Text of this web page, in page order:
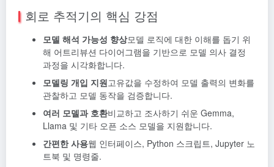
회로 추적기의 핵심 강점
모델 해석 가능성 향상모델 로직에 대한 이해를 돕기 위
해 어트리뷰션 다이어그램을 기반으로 모델 의사 결정
과정을 시각화합니다.
모델링 개입 지원고유값을 수정하여 모델 출력의 변화를
관찰하고 모델 동작을 검증합니다.
여러 모델과 호환비교하고 조사하기 쉬운 Gemma,
Llama 및 기타 오픈 소스 모델을 지원합니다.
간편한 사용웹 인터페이스, Python 스크립트, Jupyter 노
트북 및 명령줄.